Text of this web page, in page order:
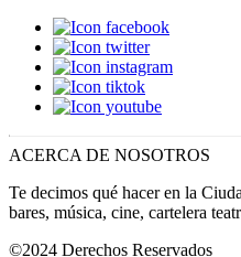
ACERCA DE NOSOTROS
Te decimos qué hacer en la
bares, música, cine, cartelera
©2024 Derechos Reservados